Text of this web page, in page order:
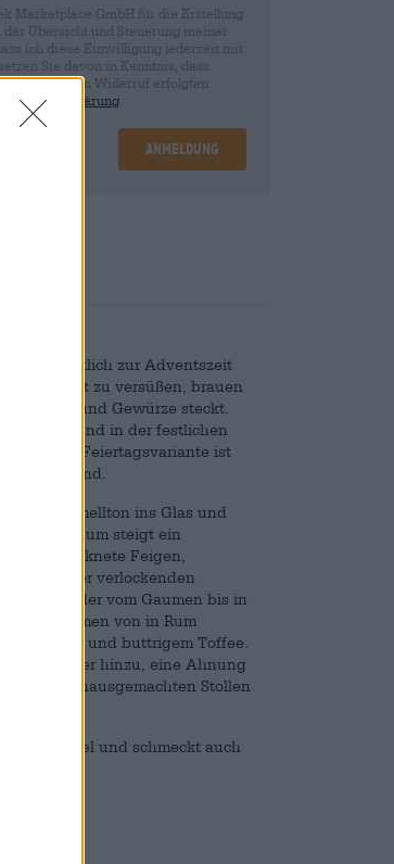
Marketplace GmbH für die Erstellung
Übersicht und Steuerung meiner
ich diese Einwilligung jederzeit mit
Sie davon in Kenntnis, dass
bis zum Widerruf erfolgten
Anmeldung
Jahr pünktlich zur Adventszeit
Winterzeit zu versüßen, brauen
Aromen und Gewürze steckt.
und in der festlichen
sind. Die Feiertagsvariante ist
Abend.
Karamellton ins Glas und
Schaum steigt ein
getrocknete Feigen,
zu einer verlockenden
der vom Gaumen bis in
Aromen von in Rum
und buttrigem Toffee.
Feuer hinzu, eine Ahnung
an hausgemachten Stollen
Tafel und schmeckt auch